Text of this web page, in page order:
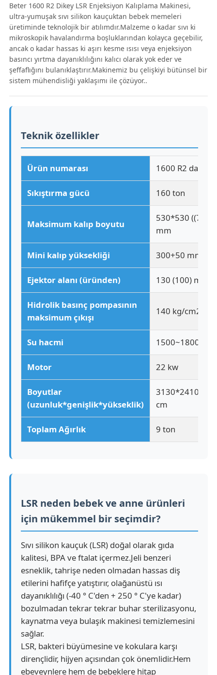
Ürünler
Fabrika turu
Bize ulaşın
Tüm servis talepleri
LSR dozlama sistemi
Aşırı kalıplama makinesi
Enjeksiyon kalıplama makinesi aksesuarları
Sıvı silikon kauçuk enjeksiyon kalıplaması
Sıvı silikon kalıplama
Silikon kauçuk enjeksiyon kalıplama
Beter 1600 R2 Dikey LSR Enjeksiyon Kalıplama Makinesi,
ultra-yumuşak sıvı silikon kauçuktan bebek memeleri
üretiminde teknolojik bir atılımdır.Malzeme o kadar sıvı ki
mikroskopik havalandırma boşluklarından kolayca geçebilir,
ancak o kadar hassas ki aşırı kesme ısısı veya enjeksiyon
basıncı yırtma dayanıklılığını kalıcı olarak yok eder ve
şeffaflığını bulanıklaştırır.Makinemiz bu çelişkiyi bütünsel bir
sistem mühendisliği yaklaşımı ile çözüyor..
Teknik özellikler
Ürün numarası 1600 R2 daha
Sıkıştırma gücü 160 ton
Maksimum kalıp boyutu
530*530
mm
Mini kalıp yüksekliği 300+50 mm
Ejektor alanı (üründen) 130 (100) mm
Hidrolik basınç pompasının
maksimum çıkışı
140 kg/cm2
Su hacmi 1500~1800
Motor 22 kw
Boyutlar
(uzunluk*genişlik*yükseklik)
cm
Toplam Ağırlık 9 ton
LSR neden bebek ve anne ürünleri
için mükemmel bir seçimdir?
Sıvı silikon kauçuk (LSR) doğal olarak gıda
kalitesi, BPA ve ftalat içermez.Jeli benzeri
esneklik, tahrişe neden olmadan hassas diş
etilerini hafifçe yatıştırır, olağanüstü ısı
dayanıklılığı (-40 ° C'den + 250 ° C'ye kadar)
bozulmadan tekrar tekrar buhar sterilizasyonu,
kaynatma veya bulaşık makinesi temizlemesini
sağlar.
LSR, bakteri büyümesine ve kokulara karşı
dirençlidir, hijyen açısından çok önemlidir.Hem
ebeveynlere hem de bebeklere hitap